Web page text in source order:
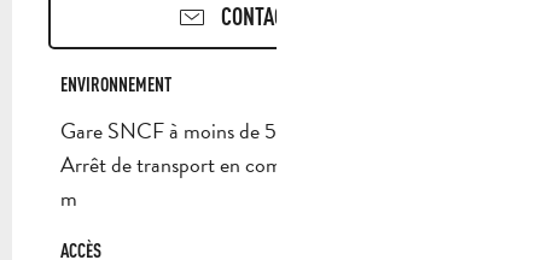
CONTACTEZ-NOUS
ENVIRONNEMENT
ENVIRONNEMENT
Gare SNCF à moins de 500 m
Arrêt de transport en commun à moins de 500
m
ACCÈS
ACCÈS